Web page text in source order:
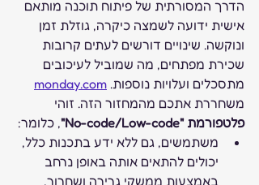
הדרך המסורתית של פיתוח תוכנה מותאם
אישית ידועה לשמצה כיקרה, גוזלת זמן
ונוקשה. שינויים דורשים לעתים קרובות
שכירת מפתחים, מה שמוביל לעיכובים
מתסכלים ועלויות נוספות. monday.com
משחררת אתכם מהמחזור הזה. זוהי
פלטפורמת "No-code/Low-code"
, כלומר:
משתמשים, גם ללא ידע בתכנות כלל,
יכולים להתאים אותה באופן נרחב
באמצעות ממשקי גרירה ושחרור,